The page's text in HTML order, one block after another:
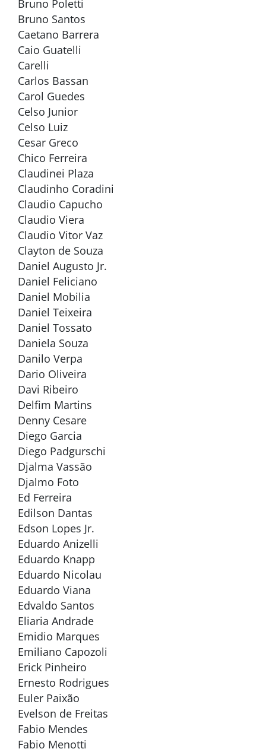
Bruno Poletti
Bruno Santos
Caetano Barrera
Caio Guatelli
Carelli
Carlos Bassan
Carol Guedes
Celso Junior
Celso Luiz
Cesar Greco
Chico Ferreira
Claudinei Plaza
Claudinho Coradini
Claudio Capucho
Claudio Viera
Claudio Vitor Vaz
Clayton de Souza
Daniel Augusto Jr.
Daniel Feliciano
Daniel Mobilia
Daniel Teixeira
Daniel Tossato
Daniela Souza
Danilo Verpa
Dario Oliveira
Davi Ribeiro
Delfim Martins
Denny Cesare
Diego Garcia
Diego Padgurschi
Djalma Vassão
Djalmo Foto
Ed Ferreira
Edilson Dantas
Edson Lopes Jr.
Eduardo Anizelli
Eduardo Knapp
Eduardo Nicolau
Eduardo Viana
Edvaldo Santos
Eliaria Andrade
Emidio Marques
Emiliano Capozoli
Erick Pinheiro
Ernesto Rodrigues
Euler Paixão
Evelson de Freitas
Fabio Mendes
Fabio Menotti